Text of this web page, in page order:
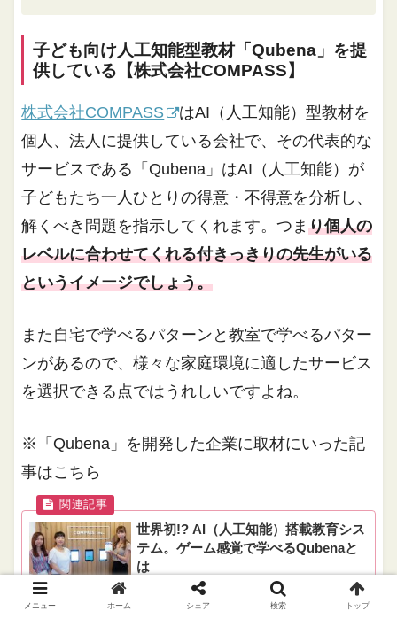
子ども向け人工知能型教材「Qubena」を提
供している【株式会社COMPASS】
株式会社COMPASS
はAI（人工知能）型教材を
個人、法人に提供している会社で、その代表的な
サービスである「Qubena」はAI（人工知能）が
子どもたち一人ひとりの得意・不得意を分析し、
解くべき問題を指示してくれます。つまり個人の
レベルに合わせてくれる付きっきりの先生がいる
というイメージでしょう。
また自宅で学べるパターンと教室で学べるパター
ンがあるので、様々な家庭環境に適したサービス
を選択できる点ではうれしいですよね。
※「Qubena」を開発した企業に取材にいった記
事はこちら
世界初!? AI（人工知能）搭載教育シス
テム。ゲーム感覚で学べるQubenaと
は
勉強もゲームのように楽しくできたら良いですよ
ね。今回取材させて頂いたのは、多くの子ども達が
ゲームのように夢中になって取り組み、気が付いた
メニュー ホーム シェア 検索 トップ